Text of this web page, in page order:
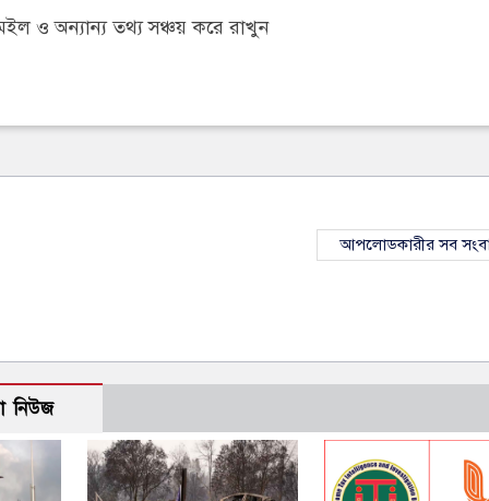
ও অন্যান্য তথ্য সঞ্চয় করে রাখুন
আপলোডকারীর সব
নিউজ